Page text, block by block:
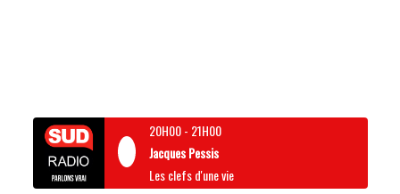
20H00- 21H00
Jacques Pessis
Les clefs d'une vie